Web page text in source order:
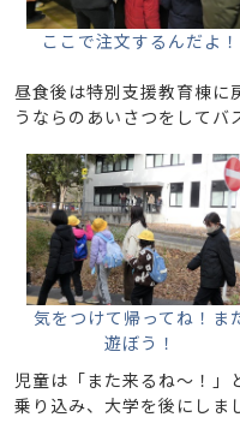
ここで注文するんだよ！
昼食後は特別支援教育棟に
うならのあいさつをしてバ
気をつけて帰ってね！ま
遊ぼう！
児童は「また来るね～！」
乗り込み、大学を後にしま